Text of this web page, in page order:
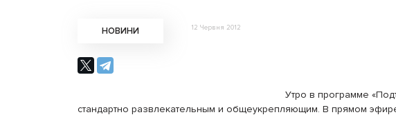
НОВИНИ 12 Червня 2012
Утро в программе
стандартно развлекательным и общеукрепляющим. В прямом